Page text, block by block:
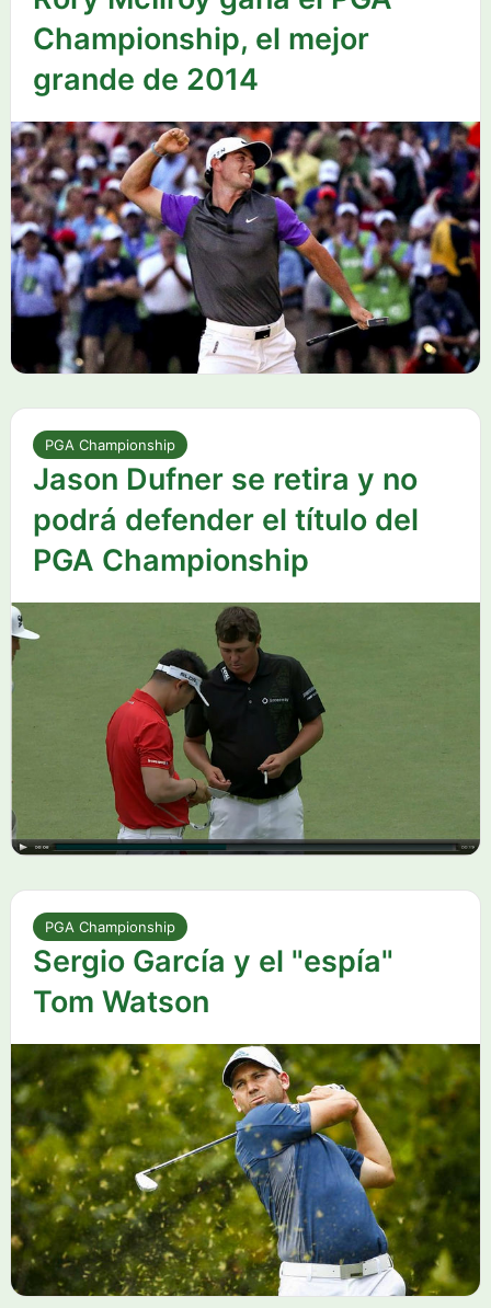
Championship, el mejor
grande de 2014
PGA Championship
Jason Dufner se retira y no
podrá defender el título del
PGA Championship
PGA Championship
Sergio García y el "espía"
Tom Watson